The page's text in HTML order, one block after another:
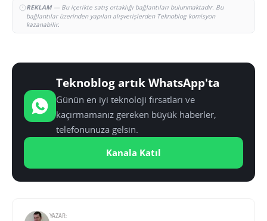
REKLAM— Bu içerikte satış ortaklığı bağlantıları bulunmaktadır. Bu
bağlantılar üzerinden yapılan alışverişlerden Teknoblog komisyon
kazanabilir.
Teknoblog artık WhatsApp'ta
Günün en iyi teknoloji fırsatları ve
kaçırmamanız gereken büyük haberler,
telefonunuza gelsin.
Kanala Katıl
YAZAR: